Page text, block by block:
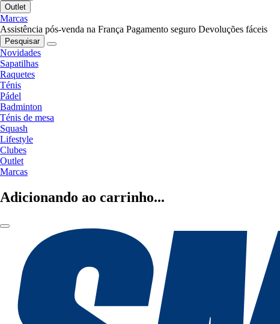
Outlet
Marcas
Assistência pós-venda na França Pagamento seguro Devoluções fáceis
Pesquisar
Novidades
Sapatilhas
Raquetes
Ténis
Pádel
Badminton
Ténis de mesa
Squash
Lifestyle
Clubes
Outlet
Marcas
Adicionando ao carrinho...